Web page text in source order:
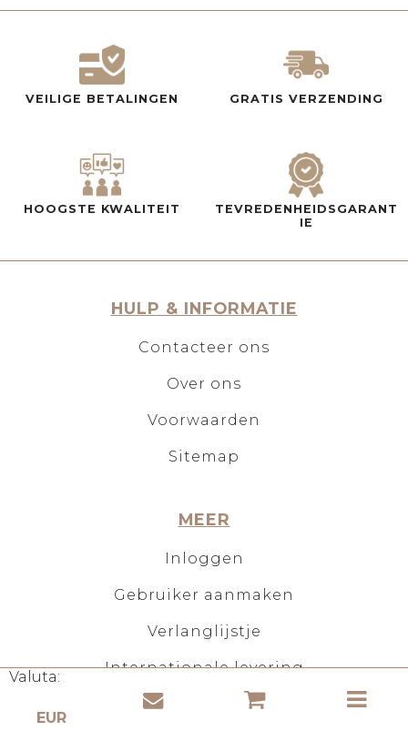
Valuta:
VEILIGE BETALINGEN GRATIS VERZENDING
HOOGSTE KWALITEIT
TEVREDENHEIDSGARANT
IE
HULP & INFORMATIE
Contacteer ons
Over ons
Voorwaarden
Sitemap
MEER
Inloggen
Gebruiker aanmaken
Verlanglijstje
Internationale levering